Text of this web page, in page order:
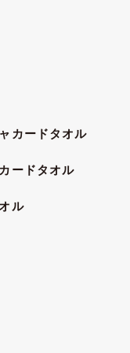
カードタオル
ードタオル
ル